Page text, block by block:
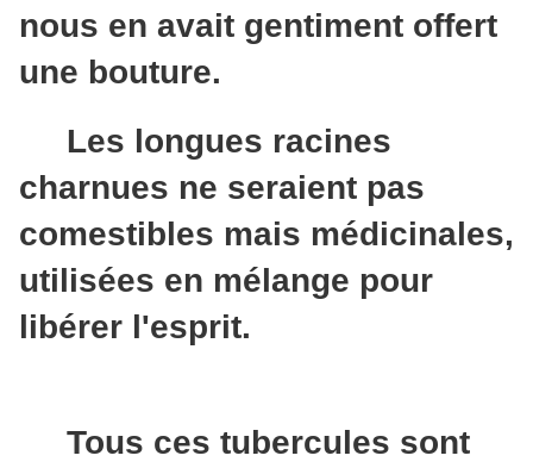
nous en avait gentiment offert
une bouture.
Les longues racines
charnues ne seraient pas
comestibles mais médicinales,
utilisées en mélange pour
libérer l'esprit.
Tous ces tubercules sont